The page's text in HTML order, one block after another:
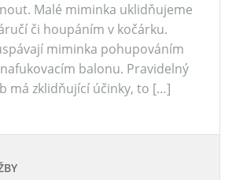
Malé miminka uklidňujeme
či houpáním v kočárku.
miminka pohupováním
balonu. Pravidelný
má zklidňující účinky, to […]